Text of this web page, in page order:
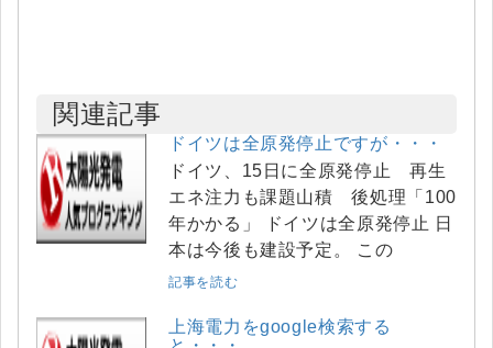
関連記事
ドイツは全原発停止ですが・・・
ドイツ、15日に全原発停止 再生
エネ注力も課題山積 後処理「100
年かかる」 ドイツは全原発停止 日
本は今後も建設予定。 この
記事を読む
上海電力をgoogle検索する